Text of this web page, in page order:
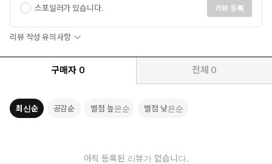
스포일러가 있습니다. 리뷰 등록
리뷰 작성 유의사항
구매자 0 전체 0
최신순 공감순 별점 높은순 별점 낮은순
아직 등록된 리뷰가 없습니다.